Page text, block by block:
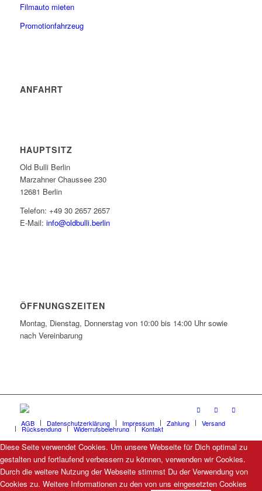
Filmauto mieten
Promotionfahrzeug
ANFAHRT
HAUPTSITZ
Old Bulli Berlin
Marzahner Chaussee 230
12681 Berlin
Telefon: +49 30 2657 2657
E-Mail: info@oldbulli.berlin
ÖFFNUNGSZEITEN
Montag, Dienstag, Donnerstag von 10:00 bis 14:00 Uhr sowie
nach Vereinbarung
AGB Datenschutzerklärung Impressum Zahlung Versand
Rücksendung Widerrufsbelehrung Kontakt
Diese Seite verwendet Cookies. Um unsere Webseite für Dich optimal zu
gestalten und fortlaufend verbessern zu können, verwenden wir Cookies.
Durch die weitere Nutzung der Webseite stimmst Du der Verwendung von
Cookies zu. Weitere Informationen zu den von uns eingesetzten Cookies